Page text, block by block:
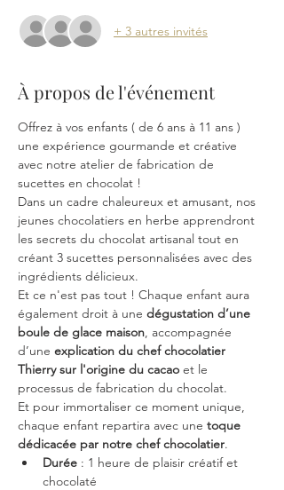
+ 3 autres invités
À propos de l'événement
Offrez à vos enfants ( de 6 ans à 11 ans )
une expérience gourmande et créative
avec notre atelier de fabrication de
sucettes en chocolat !
Dans un cadre chaleureux et amusant, nos
jeunes chocolatiers en herbe apprendront
les secrets du chocolat artisanal tout en
créant 3 sucettes personnalisées avec des
ingrédients délicieux.
Et ce n'est pas tout ! Chaque enfant aura
également droit à une dégustation d’une
boule de glace maison, accompagnée
d’une explication du chef chocolatier
Thierry sur l'origine du cacao et le
processus de fabrication du chocolat.
Et pour immortaliser ce moment unique,
chaque enfant repartira avec une toque
dédicacée par notre chef chocolatier.
Durée : 1 heure de plaisir créatif et
chocolaté